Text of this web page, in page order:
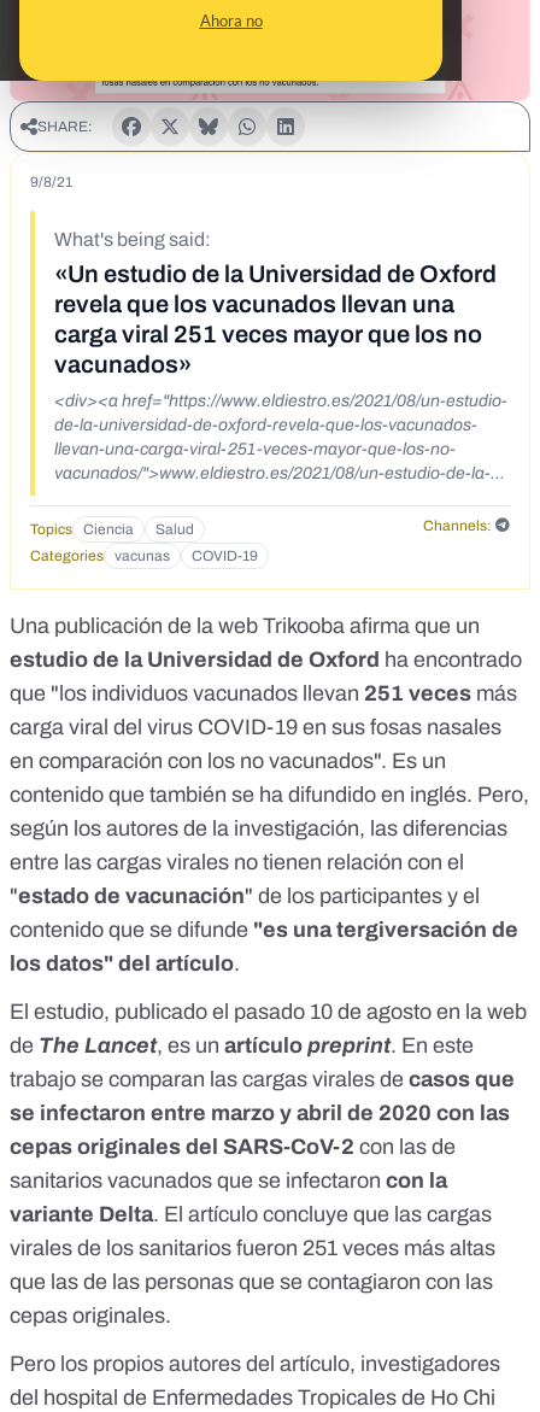
Ahora no
SHARE:
9/8/21
What's being said:
«Un estudio de la Universidad de Oxford
revela que los vacunados llevan una
carga viral 251 veces mayor que los no
vacunados»
<div><a href="https://www.eldiestro.es/2021/08/un-estudio-
de-la-universidad-de-oxford-revela-que-los-vacunados-
llevan-una-carga-viral-251-veces-mayor-que-los-no-
vacunados/">www.eldiestro.es/2021/08/un-estudio-de-la-
una-carga-viral-251-veces-mayor-que-los-no-
vacunados/</a></div>
Topics Ciencia Salud
Channels:
Categories
vacunas COVID-19
Una publicación de la web Trikooba afirma que un
estudio de la Universidad de Oxford ha encontrado
que "los individuos vacunados llevan 251 veces más
carga viral del virus COVID-19 en sus fosas nasales
en comparación con los no vacunados". Es un
contenido que también se ha difundido en inglés. Pero,
según los autores de la investigación, las diferencias
entre las cargas virales no tienen relación con el
"estado de vacunación" de los participantes y el
contenido que se difunde "es una tergiversación de
los datos" del artículo.
El estudio, publicado el pasado 10 de agosto en la web
de The Lancet, es un artículo preprint. En este
trabajo se comparan las cargas virales de casos que
se infectaron entre marzo y abril de 2020 con las
cepas originales del SARS-CoV-2 con las de
sanitarios vacunados que se infectaron con la
variante Delta. El artículo concluye que las cargas
virales de los sanitarios fueron 251 veces más altas
que las de las personas que se contagiaron con las
cepas originales.
Pero los propios autores del artículo, investigadores
del hospital de Enfermedades Tropicales de Ho Chi